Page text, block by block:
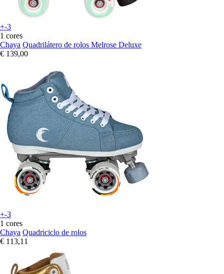
+-3
1 cores
Chaya Quadrilátero de rolos Melrose Deluxe
€ 139,00
+-3
1 cores
Chaya Quadriciclo de rolos
€ 113,11